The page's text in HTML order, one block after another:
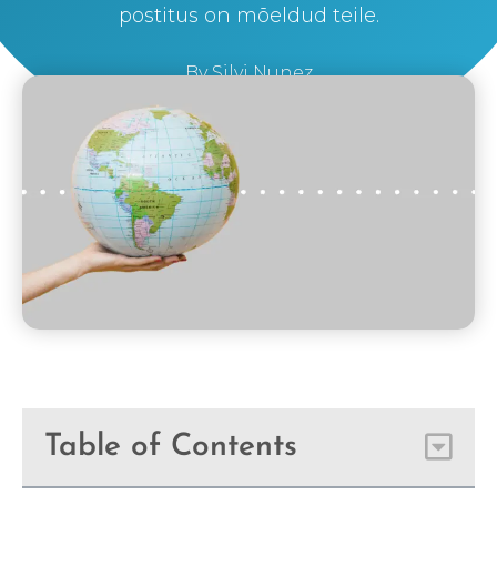
postitus on mõeldud teile.
BySilvi Nunez
Table of Contents